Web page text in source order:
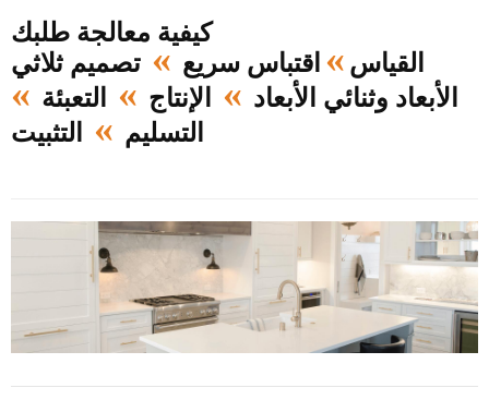
كيفية معالجة طلبك
القياس » اقتباس سريع » تصميم ثلاثي
الأبعاد وثنائي الأبعاد » الإنتاج » التعبئة »
التسليم » التثبيت